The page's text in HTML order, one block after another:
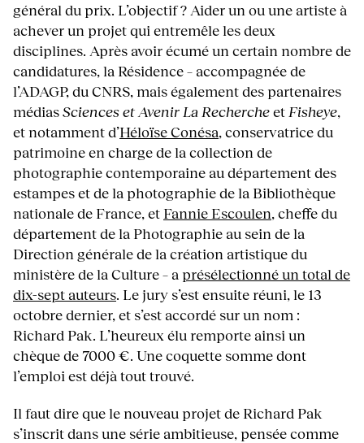
général du prix. L’objectif ? Aider un ou une artiste à
achever un projet qui entremêle les deux
disciplines. Après avoir écumé un certain nombre de
candidatures, la Résidence – accompagnée de
l’ADAGP, du CNRS, mais également des partenaires
médiasSciences et Avenir La RechercheetFisheye,
et notamment d’Héloïse Conésa, conservatrice du
patrimoine en charge de la collection de
photographie contemporaine au département des
estampes et de la photographie de la Bibliothèque
nationale de France, et Fannie Escoulen, cheffe du
département de la Photographie au sein de la
Direction générale de la création artistique du
ministère de la Culture – aprésélectionné un total de
dix-sept auteurs. Le jury s’est ensuite réuni, le 13
octobre dernier, et s’est accordé sur un nom :
Richard Pak. L’heureux élu remporte ainsi un
chèque de 7000 €. Une coquette somme dont
l’emploi est déjà tout trouvé.
Il faut dire que le nouveau projet de Richard Pak
s’inscrit dans une série ambitieuse, pensée comme